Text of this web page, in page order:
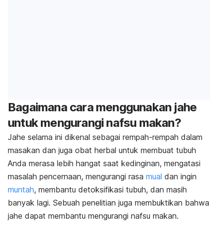
Bagaimana cara menggunakan jahe
untuk mengurangi nafsu makan?
Jahe selama ini dikenal sebagai rempah-rempah dalam
masakan dan juga obat herbal untuk membuat tubuh
Anda merasa lebih hangat saat kedinginan, mengatasi
masalah pencernaan, mengurangi rasa mual dan ingin
muntah, membantu detoksifikasi tubuh, dan masih
banyak lagi. Sebuah penelitian juga membuktikan bahwa
jahe dapat membantu mengurangi nafsu makan.